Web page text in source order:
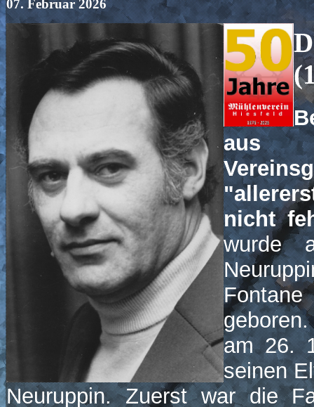
07. Februar 2026
aus
nicht
wurde
am 26.
seinen
Neuruppin. Zuerst war die